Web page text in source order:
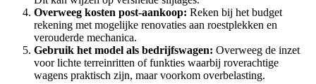
Overweeg kosten post-aankoop: Reken bij het budget
rekening met mogelijke renovaties aan roestplekken en
verouderde mechanica.
Gebruik het model als bedrijfswagen: Overweeg de inzet
voor lichte terreinritten of funkties waarbij roverachtige
wagens praktisch zijn, maar voorkom overbelasting.